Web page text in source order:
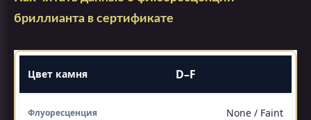
бриллианта в сертификате
D–F
None / Faint